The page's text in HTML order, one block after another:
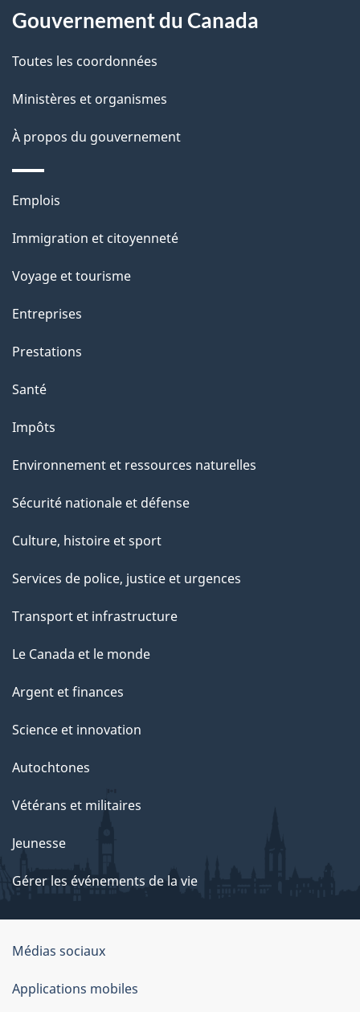
a
p
a
g
e
Gouvernement du Canada
Toutes les coordonnées
Ministères et organismes
À propos du gouvernement
Thèmes
sujets
Emplois
Immigration et citoyenneté
Voyage et tourisme
Entreprises
Prestations
Santé
Impôts
Environnement et ressources naturelles
Sécurité nationale et défense
Culture, histoire et sport
Services de police, justice et urgences
Transport et infrastructure
Le Canada et le monde
Argent et finances
Science et innovation
Autochtones
Vétérans et militaires
Jeunesse
Gérer les événements de la vie
Organisation
du
gouvernement
Médias sociaux
Applications mobiles